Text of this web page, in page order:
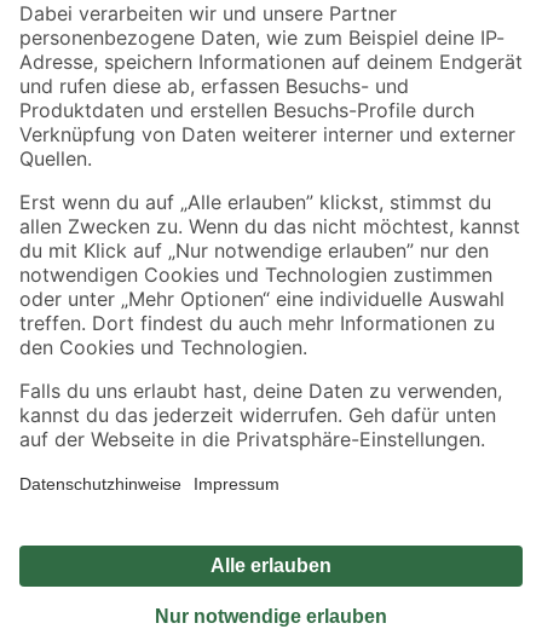
Zahlungsarten Versandarten
Sicher einkaufen
Jetzt die toom-App herunterladen
Alle Preisangaben in EUR inkl. gesetzl. MwSt.. Die dargestellten Angebote sind unter
Umständen nicht in allen Märkten verfügbar. Die angegebenen Verfügbarkeiten beziehen
Produkte nur solange der Vorrat reicht.
*Paketversand ab 59 € versandkostenfrei, gilt nicht für Artikel mit Speditionsversand, hier
Privatsphäre Impressum
Nutzungsbedingungen
Widerrufsrecht
Vertrag widerrufen